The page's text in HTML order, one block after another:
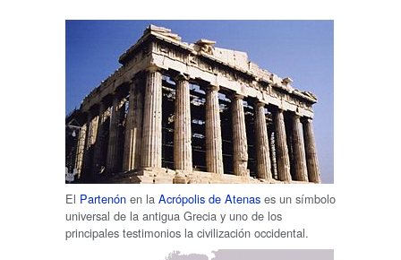
El Partenón en la Acrópolis de Atenas es un símbolo
universal de la antigua Grecia y uno de los
principales testimonios la civilización occidental.